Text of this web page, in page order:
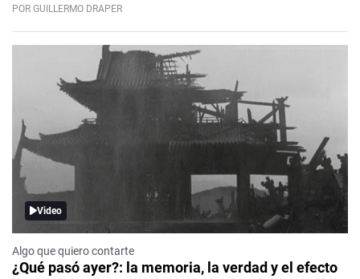
POR GUILLERMO DRAPER
Video
Algo que quiero contarte
¿Qué pasó ayer?: la memoria, la verdad y el efecto